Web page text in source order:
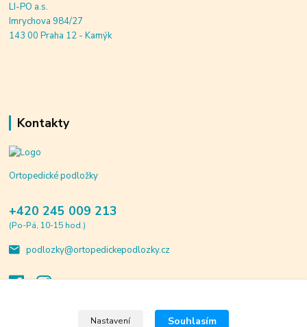
LI-PO a.s.
Imrychova 984/27
143 00 Praha 12 - Kamýk
Kontakty
Ortopedické podložky
+420 245 009 213
(Po-Pá, 10-15 hod.)
podlozky@ortopedickepodlozky.cz
Nastavení Souhlasím